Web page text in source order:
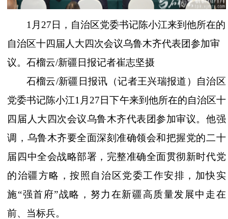
1月27日，自治区党委书记陈小江来到他所在的
自治区十四届人大四次会议乌鲁木齐代表团参加审
议。石榴云/新疆日报记者崔志坚摄
石榴云/新疆日报讯（记者王兴瑞报道）自治区
党委书记陈小江1月27日下午来到他所在的自治区十
四届人大四次会议乌鲁木齐代表团参加审议。他强
调，乌鲁木齐要全面深刻准确领会和把握党的二十
届四中全会战略部署，完整准确全面贯彻新时代党
的治疆方略，按照自治区党委工作安排，加快实
施“强首府”战略，努力在新疆高质量发展中走在
前、当标兵。